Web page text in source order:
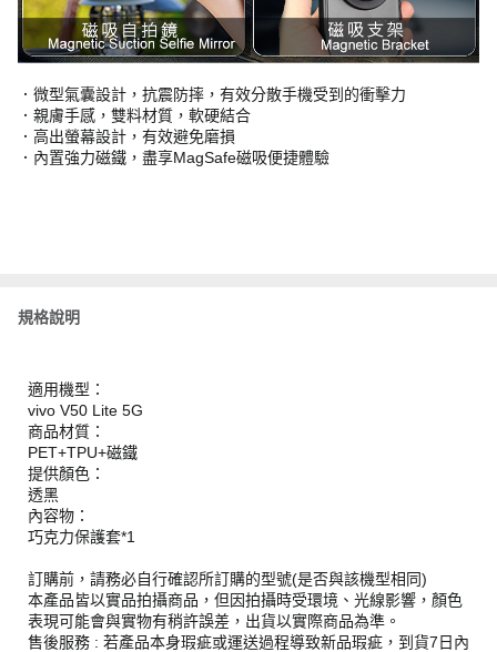
．微型氣囊設計，抗震防摔，有效分散手機受到的衝擊力
．親膚手感，雙料材質，軟硬結合
．高出螢幕設計，有效避免磨損
．內置強力磁鐵，盡享MagSafe磁吸便捷體驗
規格說明
適用機型：
vivo V50 Lite 5G
商品材質：
PET+TPU+磁鐵
提供顏色：
透黑
內容物：
巧克力保護套*1
訂購前，請務必自行確認所訂購的型號(是否與該機型相同)
本產品皆以實品拍攝商品，但因拍攝時受環境、光線影響，顏色
表現可能會與實物有稍許誤差，出貨以實際商品為準。
售後服務 : 若產品本身瑕疵或運送過程導致新品瑕疵，到貨7日內